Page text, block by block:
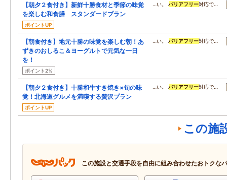
【朝夕２食付き】新鮮十勝食材と季節の味覚
を楽しむ和食膳 スタンダードプラン
ポイントUP
…い。バリアフリー対応で…
【朝食付き】地元十勝の味覚を楽しむ朝！あ
ずきのおしるこ＆ヨーグルトで元気な一日
を！
ポイント2%
…い。バリアフリー対応で…
【朝夕２食付き】十勝和牛すき焼き×旬の味
覚！北海道グルメを満喫する贅沢プラン
ポイントUP
…い。バリアフリー対応で…
この施
この施設と交通手段を自由に組み合わせたおトクな